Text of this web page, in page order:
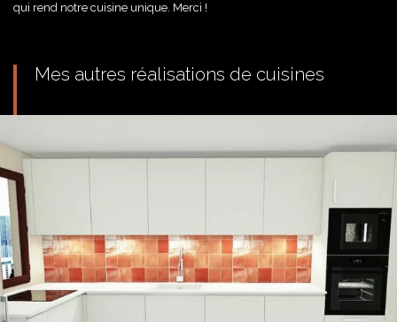
qui rend notre cuisine unique. Merci !
Mes autres réalisations de cuisines